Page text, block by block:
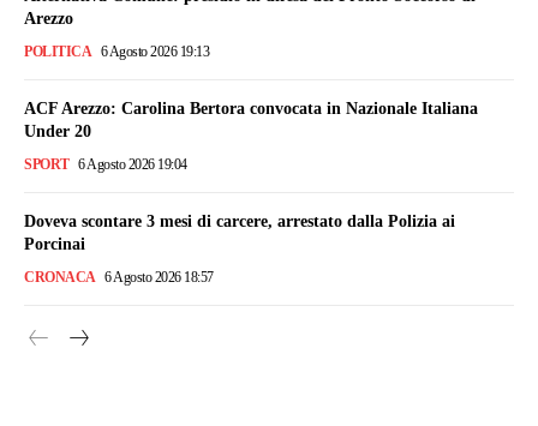
Arezzo
POLITICA 6 Agosto 2026 19:13
ACF Arezzo: Carolina Bertora convocata in Nazionale Italiana
Under 20
SPORT 6 Agosto 2026 19:04
Doveva scontare 3 mesi di carcere, arrestato dalla Polizia ai
Porcinai
CRONACA 6 Agosto 2026 18:57